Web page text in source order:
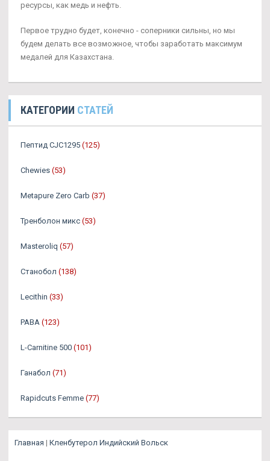
ресурсы, как медь и нефть.
Первое трудно будет, конечно - соперники сильны, но мы
будем делать все возможное, чтобы заработать максимум
медалей для Казахстана.
КАТЕГОРИИ СТАТЕЙ
Пептид CJC1295 (125)
Chewies (53)
Metapure Zero Carb (37)
Тренболон микс (53)
Masteroliq (57)
Станобол (138)
Lecithin (33)
PABA (123)
L-Carnitine 500 (101)
Ганабол (71)
Rapidcuts Femme (77)
Главная | Кленбутерол Индийский Вольск